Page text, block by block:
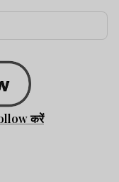
करें